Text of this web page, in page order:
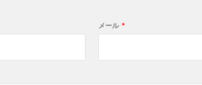
メール *